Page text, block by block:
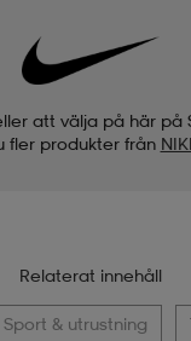
att välja på här på
fler produkter från
Relaterat innehåll
Sport & utrustning